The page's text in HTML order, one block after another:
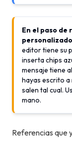
En el paso de
editor tiene su
inserta chips
mensaje tiene
hayas escrito a
salen tal cual.
mano.
Referencias que